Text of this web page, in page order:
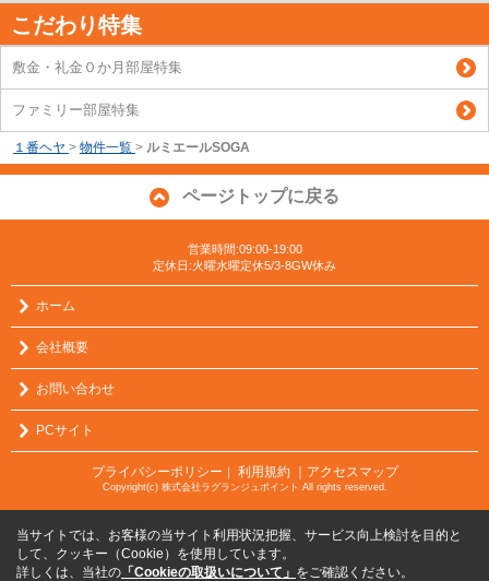
こだわり特集
敷金・礼金０か月部屋特集
ファミリー部屋特集
１番ヘヤ > 物件一覧 > ルミエールSOGA
ページトップに戻る
営業時間:09:00-19:00
定休日:火曜水曜定休5/3-8GW休み
ホーム
会社概要
お問い合わせ
PCサイト
プライバシーポリシー 利用規約 ｜アクセスマップ
Copyright(c) 株式会社ラグランジュポイント All rights reserved.
当サイトでは、お客様の当サイト利用状況把握、サービス向上検討を目的と
して、クッキー（Cookie）を使用しています。
詳しくは、当社の 「Cookieの取扱いについて」 をご確認ください。